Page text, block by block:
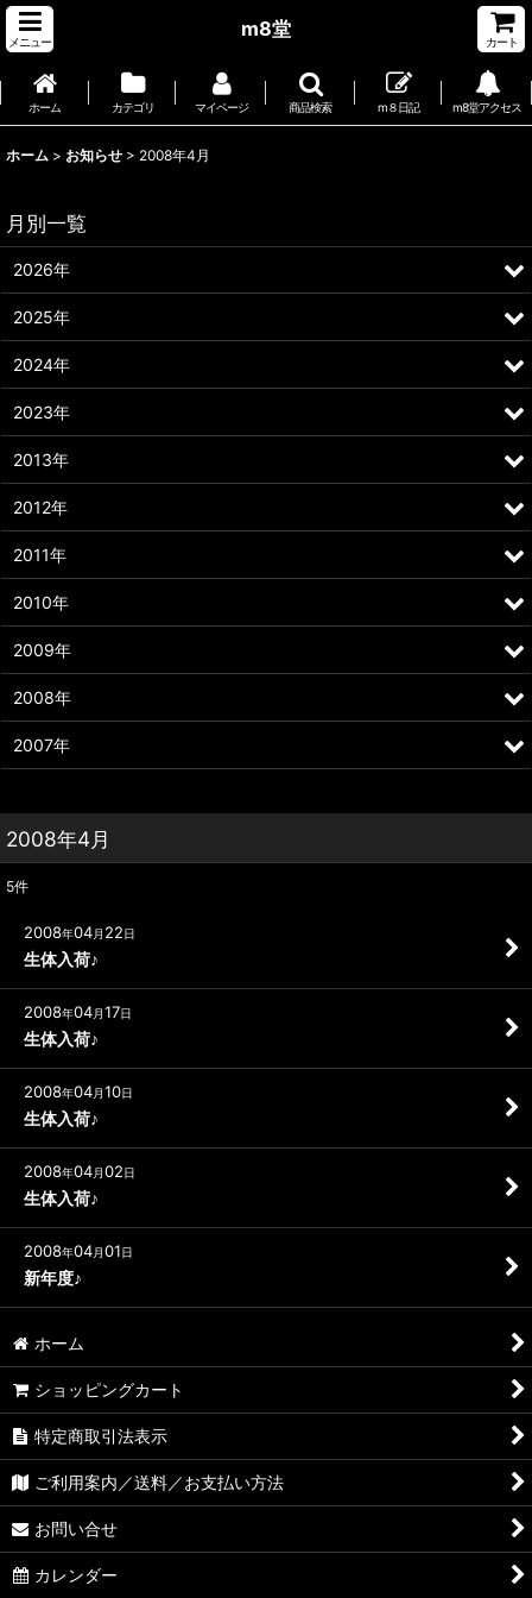
メニュー
m8堂
カート
ホーム カテゴリ マイページ 商品検索 m８日記 m8堂アクセス
ホーム > お知らせ > 2008年4月
2008年4月
5件
2008年04月 22日
生体入荷♪
2008年04月17日
生体入荷♪
2008年04月10日
生体入荷♪
2008年04月02日
生体入荷♪
2008年04月01日
新年度♪
月別一覧
2026年
2025年
2024年
2023年
2013年
2012年
2011年
2010年
2009年
2008年
2007年
ホーム
ショッピングカート
特定商取引法表示
ご利用案内／送料／お支払い方法
お問い合せ
カレンダー